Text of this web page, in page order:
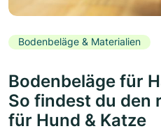
Bodenbeläge & Materialien
Bodenbeläge für
So findest du den
für Hund & Katze